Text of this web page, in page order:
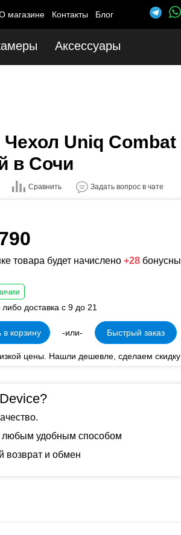
category.php
: Undefined index:
магазине Контакты Блог
Аксессуары
Чехол Uniq
в Сочи
Сравнить Задать вопрос в чате
товара будет начислено +28
доставка с 9 до 21
в корзину -или- Быстрый заказ
цены. Нашли дешевле, сделаем
любым удобным способом
возврат и обмен